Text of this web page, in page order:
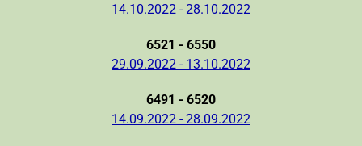
14.10.2022 - 28.10.2022
6521 - 6550
29.09.2022 - 13.10.2022
6491 - 6520
14.09.2022 - 28.09.2022